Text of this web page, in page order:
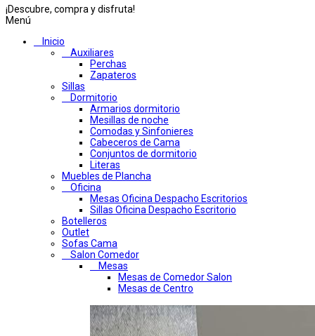
¡Descubre, compra y disfruta!
Menú
Inicio
Auxiliares
Perchas
Zapateros
Sillas
Dormitorio
Armarios dormitorio
Mesillas de noche
Comodas y Sinfonieres
Cabeceros de Cama
Conjuntos de dormitorio
Literas
Muebles de Plancha
Oficina
Mesas Oficina Despacho Escritorios
Sillas Oficina Despacho Escritorio
Botelleros
Outlet
Sofas Cama
Salon Comedor
Mesas
Mesas de Comedor Salon
Mesas de Centro